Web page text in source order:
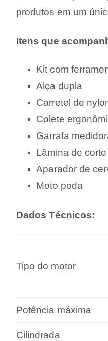
produtos em um
Itens que
Kit com
Alça dupla
Carretel de
Colete
Garrafa
Lâmina de corte
Aparador de
Moto poda
Dados Técnicos:
Tipo do motor
Potência máxima
Cilindrada